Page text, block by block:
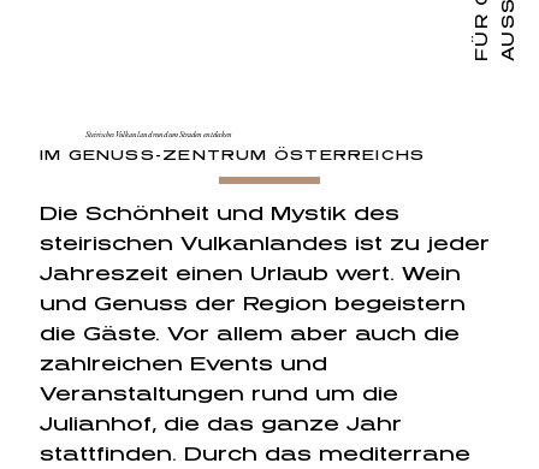
Steirisches Vulkanland rund um Straden entdecken
IM GENUSS-ZENTRUM ÖSTERREICHS
Die Schönheit und Mystik des
steirischen Vulkanlandes ist zu jeder
Jahreszeit einen Urlaub wert. Wein
und Genuss der Region begeistern
die Gäste. Vor allem aber auch die
zahlreichen Events und
Veranstaltungen rund um die
Julianhof, die das ganze Jahr
stattfinden. Durch das mediterrane